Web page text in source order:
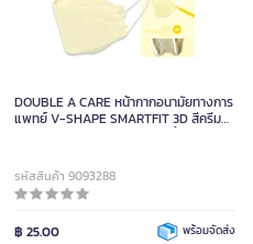
DOUBLE A CARE หน้ากากอนามัยทางการ
แพทย์ V-SHAPE SMARTFIT 3D สีครีม
รหัสสินค้า 9093288
฿ 25.00 พร้อมจัดส่ง